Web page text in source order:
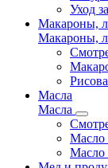
Уход
Макароны,
Макароны,
Масла
Масла
Масло
Масло